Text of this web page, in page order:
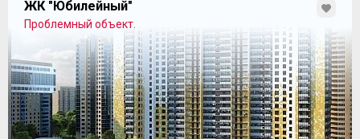
ЖК "Юбилейный"
Проблемный объект.